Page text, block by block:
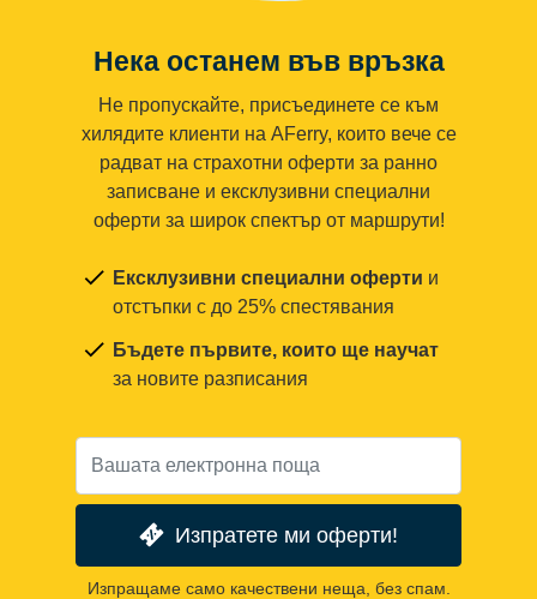
Нека останем във връзка
Не пропускайте, присъединете се към
хилядите клиенти на AFerry, които вече се
радват на страхотни оферти за ранно
записване и ексклузивни специални
оферти за широк спектър от маршрути!
Ексклузивни специални оферти и
отстъпки с до 25% спестявания
Бъдете първите, които ще научат
за новите разписания
Изпратете ми оферти!
Изпращаме само качествени неща, без спам.